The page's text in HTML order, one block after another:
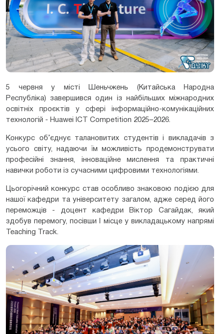
5 червня у місті Шеньчжень (Китайська Народна
Республіка) завершився один із найбільших міжнародних
освітніх проєктів у сфері інформаційно-комунікаційних
технологій - Huawei ICT Competition 2025–2026.
Конкурс об’єднує талановитих студентів і викладачів з
усього світу, надаючи їм можливість продемонструвати
професійні знання, інноваційне мислення та практичні
навички роботи із сучасними цифровими технологіями.
Цьогорічний конкурс став особливо знаковою подією для
нашої кафедри та університету загалом, адже серед його
переможців - доцент кафедри Віктор Сагайдак, який
здобув перемогу, посівши I місце у викладацькому напрямі
Teaching Track.